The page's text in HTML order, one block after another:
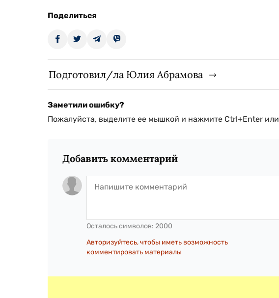
Поделиться
Подготовил/ла Юлия Абрамова
Заметили ошибку?
Пожалуйста, выделите ее мышкой и нажмите Ctrl+Enter или
Добавить комментарий
Осталось символов: 2000
Авторизуйтесь, чтобы иметь возможность
комментировать материалы